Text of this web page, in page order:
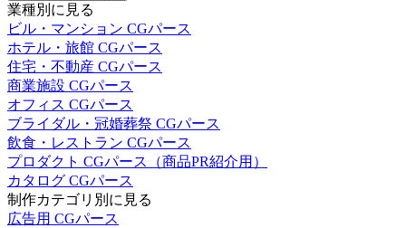
業種別に見る
ビル・マンション CGパース
ホテル・旅館 CGパース
住宅・不動産 CGパース
商業施設 CGパース
オフィス CGパース
ブライダル・冠婚葬祭 CGパース
飲食・レストラン CGパース
プロダクト CGパース（商品PR紹介用）
カタログ CGパース
制作カテゴリ別に見る
広告用 CGパース